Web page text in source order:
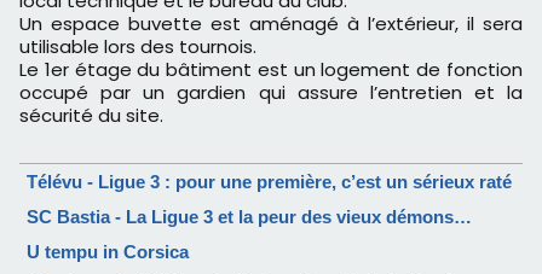
Un espace buvette est aménagé à l’extérieur, il sera
utilisable lors des tournois.
Le 1er étage du bâtiment est un logement de fonction
occupé par un gardien qui assure l’entretien et la
sécurité du site.
Télévu - Ligue 3 : pour une première, c’est un sérieux raté
SC Bastia - La Ligue 3 et la peur des vieux démons…
U tempu in Corsica